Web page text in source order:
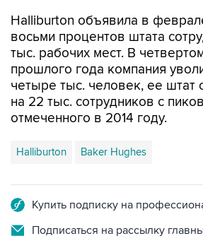
Halliburton объявила в
восьми процентов штата
тыс. рабочих мест. В
прошлого года компания
четыре тыс. человек, ее штат
на 22 тыс. сотрудников с
отмеченного в 2014 году.
Halliburton Baker Hughes
Купить подписку на
Подписаться на рассылку